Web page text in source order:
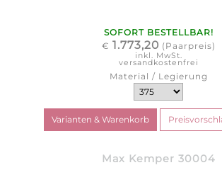
SOFORT BESTELLBAR!
€ 1.773,20 (Paarpreis)
inkl. MwSt.
versandkostenfrei
Material / Legierung
Max Kemper 30004